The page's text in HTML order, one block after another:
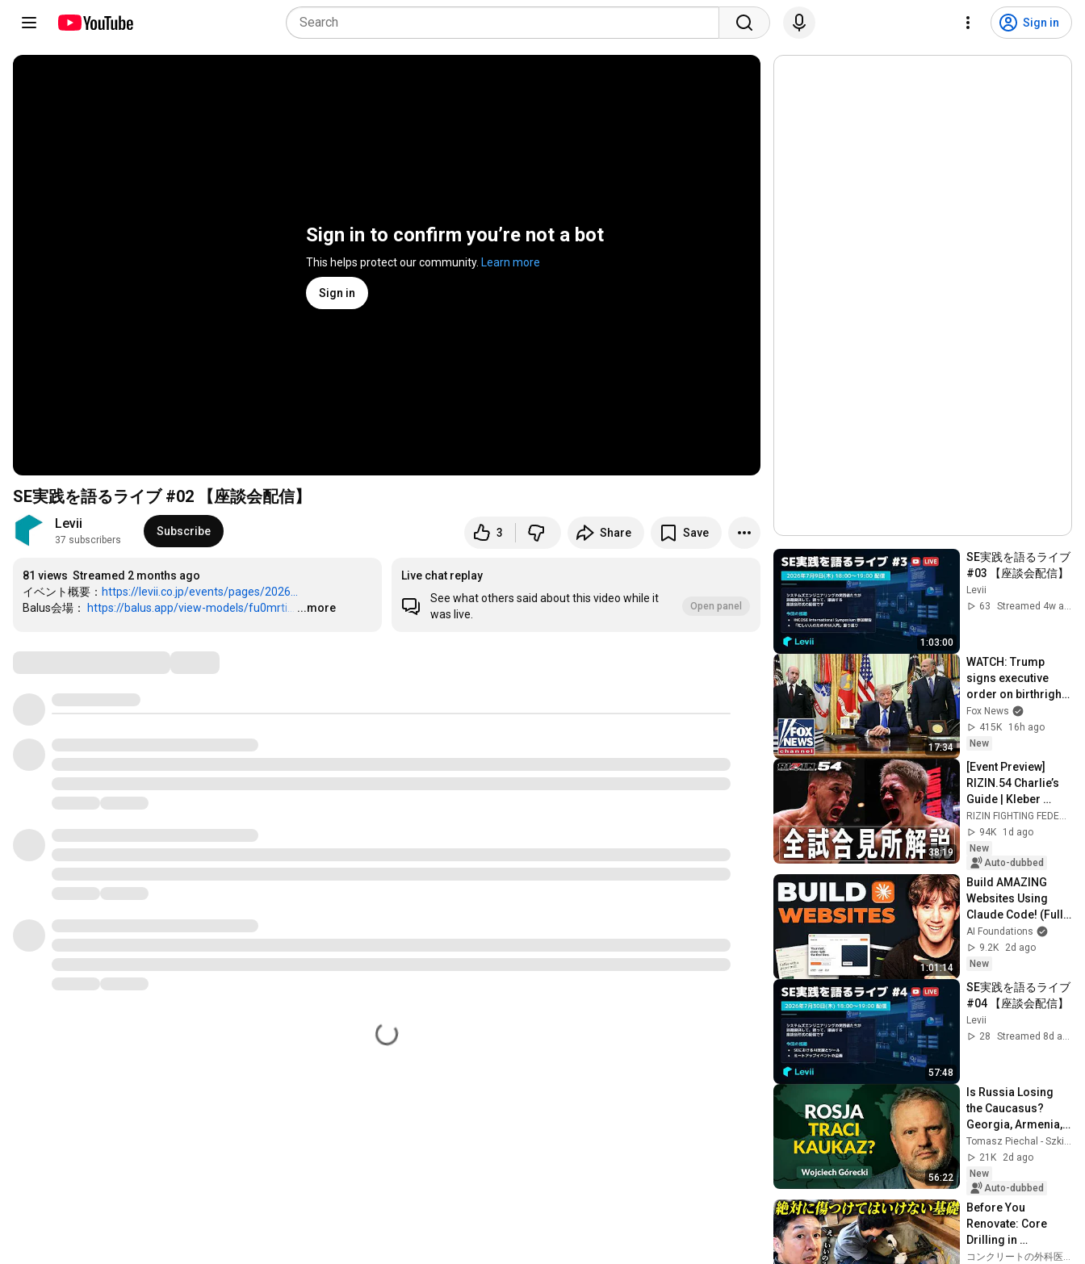
Sign in
Sign in to confirm you’re not a bot
This helps protect our community. Learn more
Sign in
SE実践を語るライブ #02 【座談会配信】
Levii
37 subscribers
Subscribe 3 Share Save
81 views Streamed 2 months ago
イベント概要： https://levii.co.jp/events/pages/2026...
Balus会場：
https://balus.app/view-models/fu0mrti... …
...more
Live chat replay
See what others said about this video while it
was live.
Open panel
1:03:00
SE実践を語るライブ
#03 【座談会配信】
Levii
63
Streamed 4w ago
17:34
WATCH: Trump
signs executive
order on birthright
citizenship
Fox News
415K
16h ago
New
38:19
[Event Preview]
RIZIN.54 Charlie’s
Guide | Kleber
Koike vs. Kyoshin
Akimoto and More
RIZIN FIGHTING FEDERATION
94K
1d ago
New
Auto-dubbed
1:01:14
Build AMAZING
Websites Using
Claude Code! (Full
Guide)
AI Foundations
9.2K
2d ago
New
57:48
SE実践を語るライブ
#04 【座談会配信】
Levii
28
56:22
Is Russia Losing
the Caucasus?
Georgia, Armenia,
Azerbaijan, and
Geopolitics.
Wojciech Górecki |
...
21K
2d ago
New
Auto-dubbed
Before You
Renovate: Core
Drilling in
Residential